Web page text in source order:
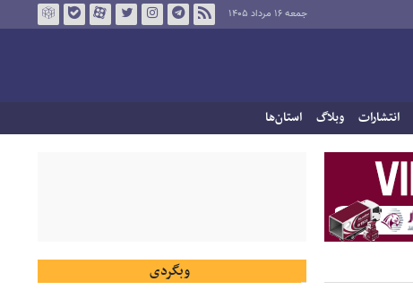
جمعه ۱۶ مرداد ۱۴۰۵
انتشارات وبلاگ استان‌ها
وبگردی